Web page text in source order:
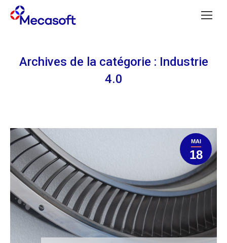
Archives de la catégorie : Industrie
4.0
MAI
18